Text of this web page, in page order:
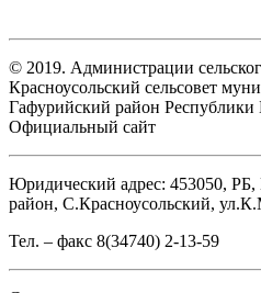
© 2019. Администрации
Красноусольский сельсовет
Гафурийский район Республики
Официальный сайт
Юридический адрес: 453050, РБ,
район, С.Красноусольский,
Тел. – факс 8(34740) 2-13-59